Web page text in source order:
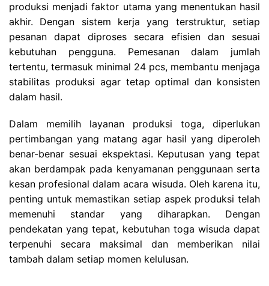
produksi menjadi faktor utama yang menentukan hasil
akhir. Dengan sistem kerja yang terstruktur, setiap
pesanan dapat diproses secara efisien dan sesuai
kebutuhan pengguna. Pemesanan dalam jumlah
tertentu, termasuk minimal 24 pcs, membantu menjaga
stabilitas produksi agar tetap optimal dan konsisten
dalam hasil.
Dalam memilih layanan produksi toga, diperlukan
pertimbangan yang matang agar hasil yang diperoleh
benar-benar sesuai ekspektasi. Keputusan yang tepat
akan berdampak pada kenyamanan penggunaan serta
kesan profesional dalam acara wisuda. Oleh karena itu,
penting untuk memastikan setiap aspek produksi telah
memenuhi standar yang diharapkan. Dengan
pendekatan yang tepat, kebutuhan toga wisuda dapat
terpenuhi secara maksimal dan memberikan nilai
tambah dalam setiap momen kelulusan.